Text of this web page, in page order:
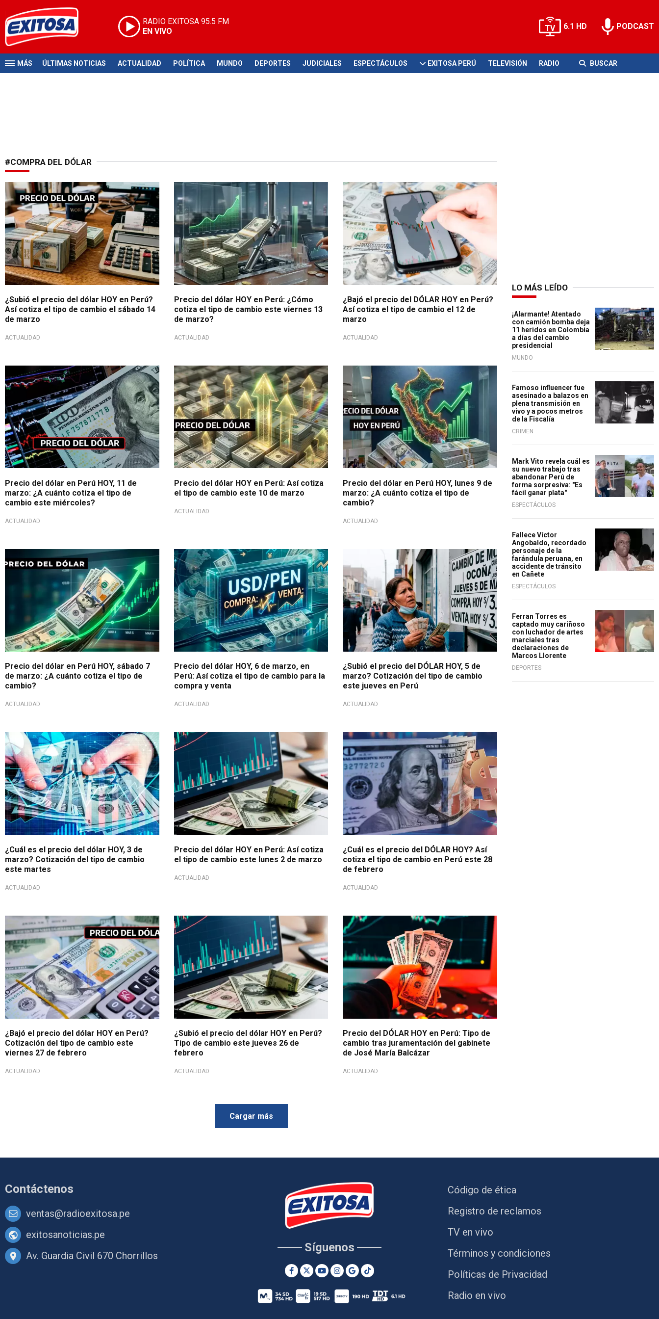
RADIO EXITOSA 95.5 FM
EN VIVO
6.1 HD PODCAST
MÁS ÚLTIMAS NOTICIAS ACTUALIDAD POLÍTICA MUNDO DEPORTES JUDICIALES ESPECTÁCULOS EXITOSA PERÚ TELEVISIÓN RADIO BUSCAR
#COMPRA DEL DÓLAR
Mercado cambiario
¿Subió el precio del dólar HOY en Perú?
Así cotiza el tipo de cambio el sábado 14
de marzo
ACTUALIDAD
Valor de la divisa
Precio del dólar HOY en Perú: ¿Cómo
cotiza el tipo de cambio este viernes 13
de marzo?
ACTUALIDAD
Dólar Sunat y paralelo
¿Bajó el precio del DÓLAR HOY en Perú?
Así cotiza el tipo de cambio el 12 de
marzo
ACTUALIDAD
Valor de la divisa
Precio del dólar en Perú HOY, 11 de
marzo: ¿A cuánto cotiza el tipo de
cambio este miércoles?
ACTUALIDAD
¿Tendencia al alza?
Precio del dólar HOY en Perú: Así cotiza
el tipo de cambio este 10 de marzo
ACTUALIDAD
Valor de la divisa
Precio del dólar en Perú HOY, lunes 9 de
marzo: ¿A cuánto cotiza el tipo de
cambio?
ACTUALIDAD
¿Tendencia al alza?
Precio del dólar en Perú HOY, sábado 7
de marzo: ¿A cuánto cotiza el tipo de
cambio?
ACTUALIDAD
Volatilidad al alza
Precio del dólar HOY, 6 de marzo, en
Perú: Así cotiza el tipo de cambio para la
compra y venta
ACTUALIDAD
¿Subió el precio del DÓLAR HOY, 5 de
marzo? Cotización del tipo de cambio
este jueves en Perú
ACTUALIDAD
Cambios y fluctuaciones
¿Cuál es el precio del dólar HOY, 3 de
marzo? Cotización del tipo de cambio
este martes
ACTUALIDAD
Cotización del día
Precio del dólar HOY en Perú: Así cotiza
el tipo de cambio este lunes 2 de marzo
ACTUALIDAD
En mercado cambiario
¿Cuál es el precio del DÓLAR HOY? Así
cotiza el tipo de cambio en Perú este 28
de febrero
ACTUALIDAD
Fluctuación del día
¿Bajó el precio del dólar HOY en Perú?
Cotización del tipo de cambio este
viernes 27 de febrero
ACTUALIDAD
Cotización Sunat y paralelo
¿Subió el precio del dólar HOY en Perú?
Tipo de cambio este jueves 26 de
febrero
ACTUALIDAD
Cotización del día
Precio del DÓLAR HOY en Perú: Tipo de
cambio tras juramentación del gabinete
de José María Balcázar
ACTUALIDAD
Cargar más
LO MÁS LEÍDO
¡Alarmante! Atentado
con camión bomba deja
11 heridos en Colombia
a días del cambio
presidencial
MUNDO
Famoso influencer fue
asesinado a balazos en
plena transmisión en
vivo y a pocos metros
de la Fiscalía
CRIMEN
Mark Vito revela cuál es
su nuevo trabajo tras
abandonar Perú de
forma sorpresiva: "Es
fácil ganar plata"
ESPECTÁCULOS
Fallece Víctor
Angobaldo, recordado
personaje de la
farándula peruana, en
accidente de tránsito
en Cañete
ESPECTÁCULOS
Ferran Torres es
captado muy cariñoso
con luchador de artes
marciales tras
declaraciones de
Marcos Llorente
DEPORTES
Contáctenos
ventas@radioexitosa.pe
exitosanoticias.pe
Av. Guardia Civil 670 Chorrillos
Síguenos
Código de ética
Registro de reclamos
TV en vivo
Términos y condiciones
Políticas de Privacidad
Radio en vivo